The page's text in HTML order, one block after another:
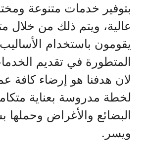
بتوفير خدمات متنوعة
عالية، ويتم ذلك من
يقومون باستخدام
المتطورة في تقديم
لان هدفنا هو إرضاء كافة
لخطة مدروسة بعناية
البضائع والأغراض وحملها
ويسر.